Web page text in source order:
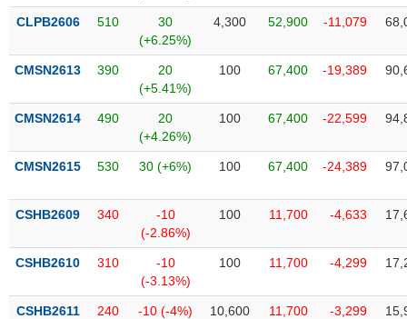
CLPB2606 510
30
(+6.25%)
4,300 52,900 -11,079
CMSN2613 390
20
(+5.41%)
100 67,400 -19,389
CMSN2614 490
20
(+4.26%)
100 67,400 -22,599
CMSN2615 530 30 (+6%) 100 67,400 -24,389
CSHB2609 340
-10
(-2.86%)
100 11,700 -4,633
CSHB2610 310
-10
(-3.13%)
100 11,700 -4,299
CSHB2611 240 -10 (-4%) 10,600 11,700 -3,299
VỤ
THÔNG
TIỆN
ÍCH
BẤT
SẢN